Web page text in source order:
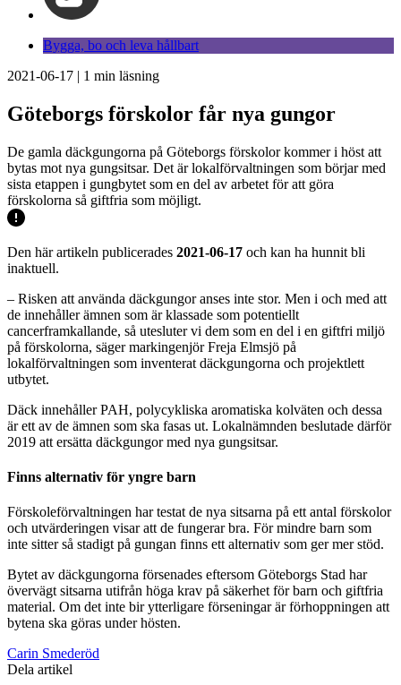
Bygga, bo och leva hållbart
2021-06-17 | 1 min läsning
Göteborgs förskolor får nya gungor
De gamla däckgungorna på Göteborgs förskolor kommer i höst att
bytas mot nya gungsitsar. Det är lokalförvaltningen som börjar med
sista etappen i gungbytet som en del av arbetet för att göra
förskolorna så giftfria som möjligt.
Den här artikeln publicerades 2021-06-17 och kan ha hunnit bli
inaktuell.
– Risken att använda däckgungor anses inte stor. Men i och med att
de innehåller ämnen som är klassade som potentiellt
cancerframkallande, så utesluter vi dem som en del i en giftfri miljö
på förskolorna, säger markingenjör Freja Elmsjö på
lokalförvaltningen som inventerat däckgungorna och projektlett
utbytet.
Däck innehåller PAH, polycykliska aromatiska kolväten och dessa
är ett av de ämnen som ska fasas ut. Lokalnämnden beslutade därför
2019 att ersätta däckgungor med nya gungsitsar.
Finns alternativ för yngre barn
Förskoleförvaltningen har testat de nya sitsarna på ett antal förskolor
och utvärderingen visar att de fungerar bra. För mindre barn som
inte sitter så stadigt på gungan finns ett alternativ som ger mer stöd.
Bytet av däckgungorna försenades eftersom Göteborgs Stad har
övervägt sitsarna utifrån höga krav på säkerhet för barn och giftfria
material. Om det inte bir ytterligare förseningar är förhoppningen att
bytena ska göras under hösten.
Carin Smederöd
Dela artikel